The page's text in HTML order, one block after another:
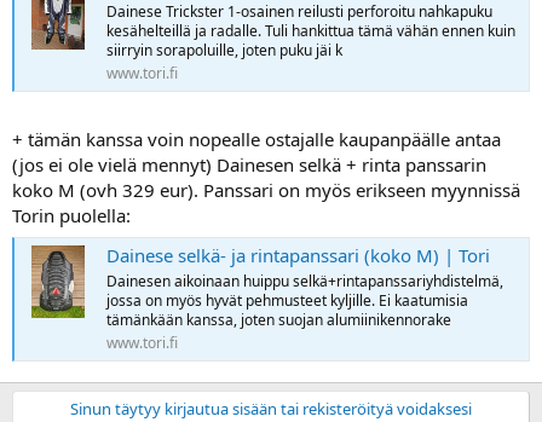
Dainese Trickster 1-osainen reilusti perforoitu nahkapuku
kesähelteillä ja radalle. Tuli hankittua tämä vähän ennen kuin
siirryin sorapoluille, joten puku jäi k
www.tori.fi
+ tämän kanssa voin nopealle ostajalle kaupanpäälle antaa
(jos ei ole vielä mennyt) Dainesen selkä + rinta panssarin
koko M (ovh 329 eur). Panssari on myös erikseen myynnissä
Torin puolella:
Dainese selkä- ja rintapanssari (koko M) | Tori
Dainesen aikoinaan huippu selkä+rintapanssariyhdistelmä,
jossa on myös hyvät pehmusteet kyljille. Ei kaatumisia
tämänkään kanssa, joten suojan alumiinikennorake
www.tori.fi
Sinun täytyy kirjautua sisään tai rekisteröityä voidaksesi